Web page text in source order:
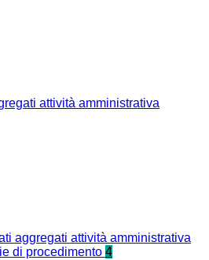
attività amministrativa
aggregati attività amministrativa
di procedimento 4